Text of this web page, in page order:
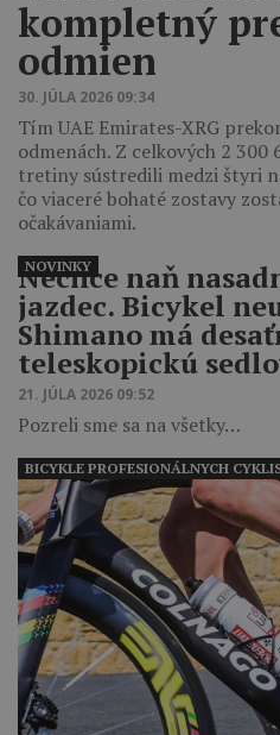
kompletný
odmien
30. JÚLA 2026 09:34
Tím UAE Emirates-XRG
odmenách. Z celkových 2 300
tretiny sústredili medzi štyri
čo viaceré bohaté zostavy
očakávaniami.
Nechce naň
jazdec. Bicykel
Shimano má
teleskopickú
21. JÚLA 2026 09:52
Pozreli sme sa na všetky…
NOVINKY
BICYKLE PROFESIONÁLNYCH